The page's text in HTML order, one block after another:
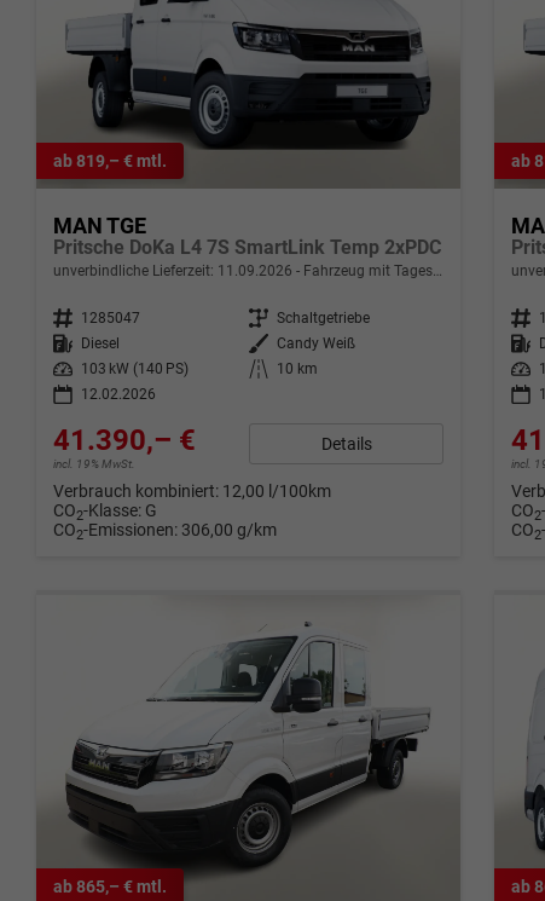
ab 819,– € mtl.
MAN TGE
Pritsche DoKa L4 7S SmartLink Temp 2xPDC
unverbindliche Lieferzeit: 11.09.2026 Fahrzeug mit Tageszulassung
Fahrzeugnr. 1285047 Getriebe Schaltgetriebe
Kraftstoff
Diesel Außenfarbe Candy Weiß
Leistung
103 kW (140 PS) Kilometerstand
10 km
12.02.2026
41.390,– €
incl. 19% MwSt.
Details
Verbrauch kombiniert: 12,00 l/100km
CO2-Klasse: G
CO2-Emissionen: 306,00 g/km
ab
Fahrzeugnr.
Kraftstoff
Leistung
incl.
CO2
CO2
ab 865,– € mtl. ab